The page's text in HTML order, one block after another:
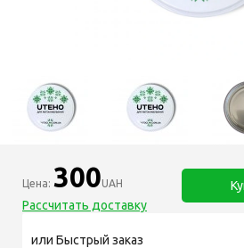
Цена: 300UAH
Рассчитать доставку
или Быстрый заказ